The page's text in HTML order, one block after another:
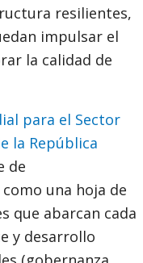
resilientes,
impulsar el
la calidad de
para el Sector
la República
de
una hoja de
que abarcan cada
y desarrollo